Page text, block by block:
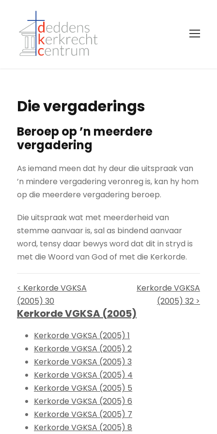
Die vergaderings
Beroep op ’n meerdere
vergadering
As iemand meen dat hy deur die uitspraak van
’n mindere vergadering veronreg is, kan hy hom
op die meerdere vergadering beroep.
Die uitspraak wat met meerderheid van
stemme aanvaar is, sal as bindend aanvaar
word, tensy daar bewys word dat dit in stryd is
met die Woord van God of met die Kerkorde.
< Kerkorde VGKSA
(2005) 30
Kerkorde VGKSA
(2005) 32 >
Kerkorde VGKSA (2005)
Kerkorde VGKSA (2005) 1
Kerkorde VGKSA (2005) 2
Kerkorde VGKSA (2005) 3
Kerkorde VGKSA (2005) 4
Kerkorde VGKSA (2005) 5
Kerkorde VGKSA (2005) 6
Kerkorde VGKSA (2005) 7
Kerkorde VGKSA (2005) 8